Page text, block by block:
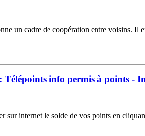
un cadre de coopération entre voisins. Il
Télépoints info permis à points -
sur internet le solde de vos points en